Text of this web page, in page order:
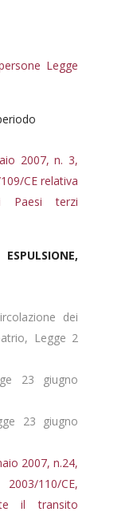
Legge
2007, n. 3,
CE relativa
Paesi terzi
dei
Legge 2
23 giugno
23 giugno
2007, n.24,
110/CE,
il transito